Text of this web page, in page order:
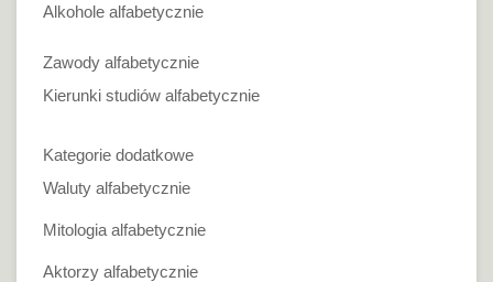
Alkohole alfabetycznie
Zawody alfabetycznie
Kierunki studiów alfabetycznie
Kategorie dodatkowe
Waluty alfabetycznie
Mitologia alfabetycznie
Aktorzy alfabetycznie